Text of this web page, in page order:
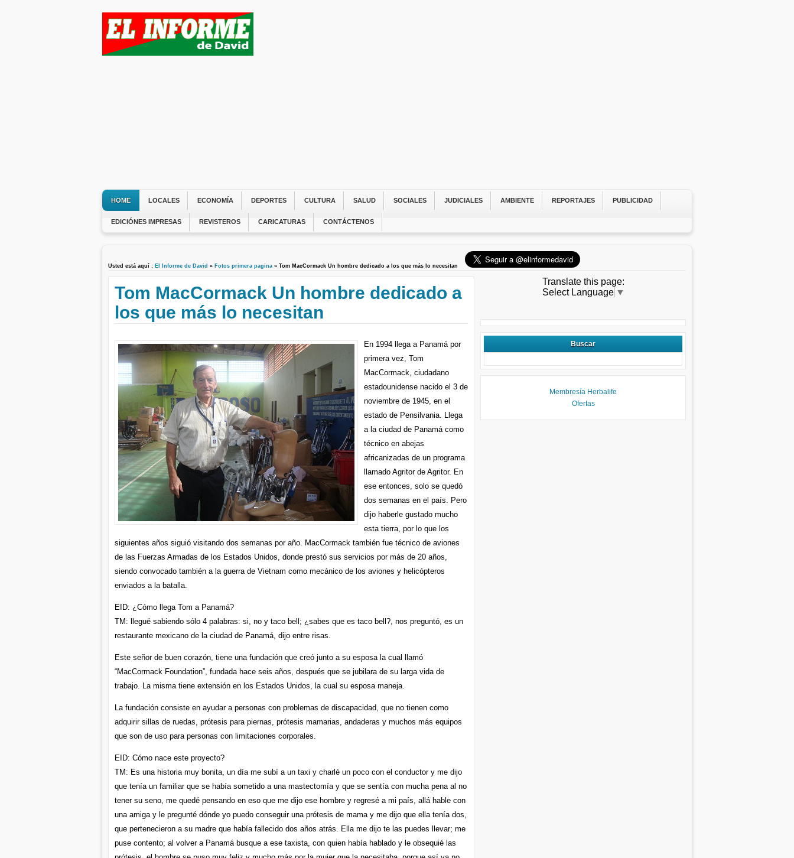
HOME LOCALES ECONOMÍA DEPORTES CULTURA SALUD SOCIALES JUDICIALES AMBIENTE REPORTAJES PUBLICIDAD
EDICIÓNES IMPRESAS REVISTEROS CARICATURAS CONTÁCTENOS
Usted está aquí : El Informe de David » Fotos primera pagina » Tom MacCormack Un hombre dedicado a los que más lo necesitan
Tom MacCormack Un hombre dedicado a
los que más lo necesitan
En 1994 llega a Panamá por
primera vez, Tom
MacCormack, ciudadano
estadounidense nacido el 3 de
noviembre de 1945, en el
estado de Pensilvania. Llega
a la ciudad de Panamá como
técnico en abejas
africanizadas de un programa
llamado Agritor de Agritor. En
ese entonces, solo se quedó
dos semanas en el país. Pero
dijo haberle gustado mucho
esta tierra, por lo que los
siguientes años siguió visitando dos semanas por año. MacCormack también fue técnico de aviones
de las Fuerzas Armadas de los Estados Unidos, donde prestó sus servicios por más de 20 años,
siendo convocado también a la guerra de Vietnam como mecánico de los aviones y helicópteros
enviados a la batalla.
EID: ¿Cómo llega Tom a Panamá?
TM: llegué sabiendo sólo 4 palabras: si, no y taco bell; ¿sabes que es taco bell?, nos preguntó, es un
restaurante mexicano de la ciudad de Panamá, dijo entre risas.
Este señor de buen corazón, tiene una fundación que creó junto a su esposa la cual llamó
“MacCormack Foundation”, fundada hace seis años, después que se jubilara de su larga vida de
trabajo. La misma tiene extensión en los Estados Unidos, la cual su esposa maneja.
La fundación consiste en ayudar a personas con problemas de discapacidad, que no tienen como
adquirir sillas de ruedas, prótesis para piernas, prótesis mamarias, andaderas y muchos más equipos
que son de uso para personas con limitaciones corporales.
EID: Cómo nace este proyecto?
TM: Es una historia muy bonita, un día me subí a un taxi y charlé un poco con el conductor y me dijo
que tenía un familiar que se había sometido a una mastectomía y que se sentía con mucha pena al no
tener su seno, me quedé pensando en eso que me dijo ese hombre y regresé a mi país, allá hable con
una amiga y le pregunté dónde yo puedo conseguir una prótesis de mama y me dijo que ella tenía dos,
que pertenecieron a su madre que había fallecido dos años atrás. Ella me dijo te las puedes llevar; me
puse contento; al volver a Panamá busque a ese taxista, con quien había hablado y le obsequié las
Translate this page:
Select Language ▼
Buscar
Membresía Herbalife
Ofertas